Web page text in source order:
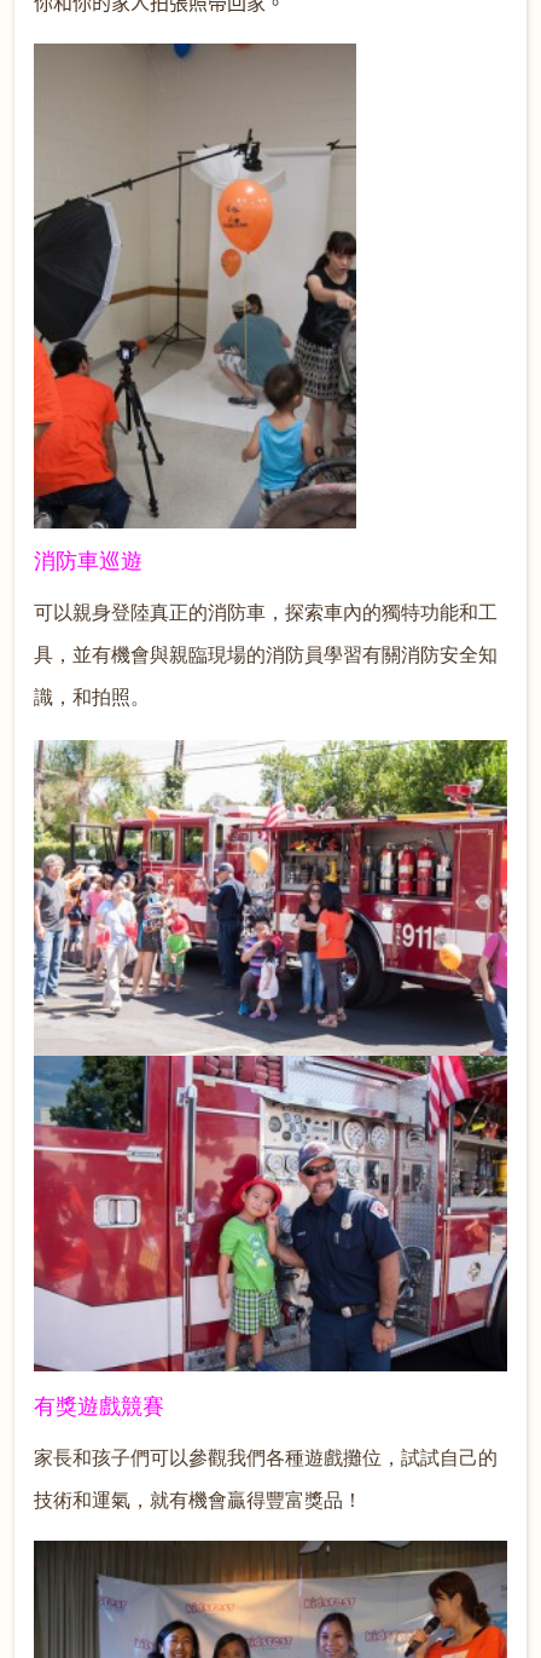
消防車巡遊
可以親身登陸真正的消防車，探索車內的獨特功能和工
具，並有機會與親臨現場的消防員學習有關消防安全知
識，和拍照。
有獎遊戲競賽
家長和孩子們可以參觀我們各種遊戲攤位，試試自己的
技術和運氣，就有機會贏得豐富獎品！